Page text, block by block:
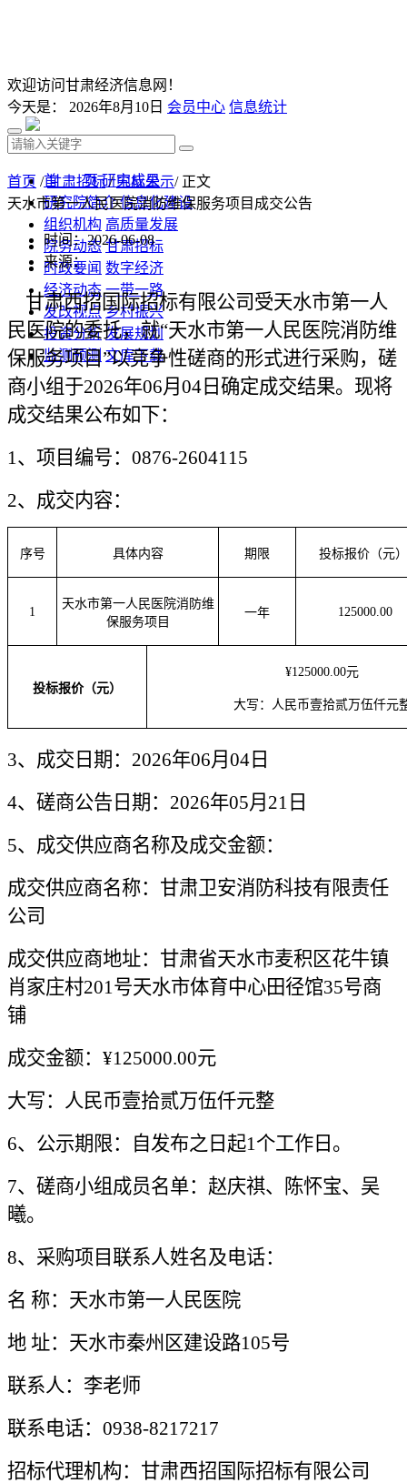
欢迎访问甘肃经济信息网！
今天是： 2026年8月10日 会员中心 信息统计
首 页 研究成果
研究院简介 信息化建设
组织机构 高质量发展
院务动态 甘肃招标
时政要闻 数字经济
经济动态 一带一路
发改视点 乡村振兴
投资分析 发展规划
监测预测 文库下载
首页 /甘肃招标/中标公示/ 正文
天水市第一人民医院消防维保服务项目成交公告
时间：2026-06-08
来源：
甘肃西招国际招标有限公司受天水市第一人
民医院的委托，就“天水市第一人民医院消防维
保服务项目”以竞争性磋商的形式进行采购， 磋
商小组于2026年06月04日 确定成交结果。现将
成交结果公布如下：
1、 项目编号： 0876-2604115
2、成交内容：
序号 具体内容 期限 投标报价（元）
1
天水市第一人民医院消防维
保服务项目
一年 125000.00
投标报价（元）
¥125000.00元
大写：人民币壹拾贰万伍仟元
3、成交日期： 2026年06月04日
4、 磋商公告日期： 2026年05月 21 日
5、成交供应商名称及成交金额：
成交供应商名称： 甘肃卫安消防科技有限责任
公司
成交供应商地址：甘肃省天水市麦积区花牛镇
肖家庄村201号天水市体育中心田径馆35号商
铺
成交金额： ¥125000.00元
大写：人民币壹拾贰万伍仟元整
6、公示期限：自发布之日起1个工作日。
7、 磋商小组成员名单：赵庆祺、陈怀宝、 吴
曦。
8、采购项目联系人姓名及电话：
名 称： 天水市第一人民医院
地 址：天水市秦州区建设路105号
联系人：李老师
联系电话： 0938-8217217
招标代理机构：甘肃西招国际招标有限公司